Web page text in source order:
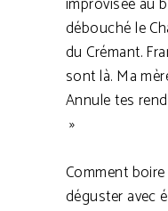
débouché le
du Crémant.
sont là. Ma
Annule tes
»
Comment
déguster avec